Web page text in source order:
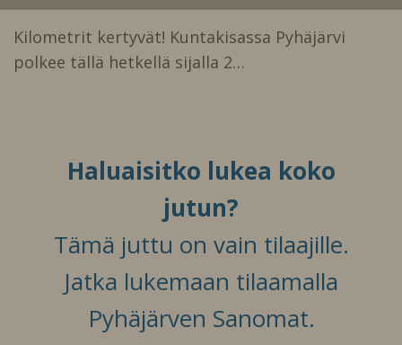
Kilometrit kertyvät! Kuntakisassa Pyhäjärvi
polkee tällä hetkellä sijalla 2…
Haluaisitko lukea koko
jutun?
Tämä juttu on vain tilaajille.
Jatka lukemaan tilaamalla
Pyhäjärven Sanomat.